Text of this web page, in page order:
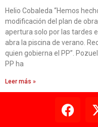
Helio Cobaleda “Hemos
modificación del plan de
apertura solo por las tardes
abra la piscina de verano.
quien gobierna el PP”.
PP ha
Leer más »